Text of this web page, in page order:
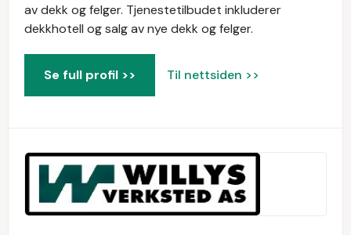
av dekk og felger. Tjenestetilbudet inkluderer
dekkhotell og salg av nye dekk og felger.
Se full profil >> Til nettsiden >>